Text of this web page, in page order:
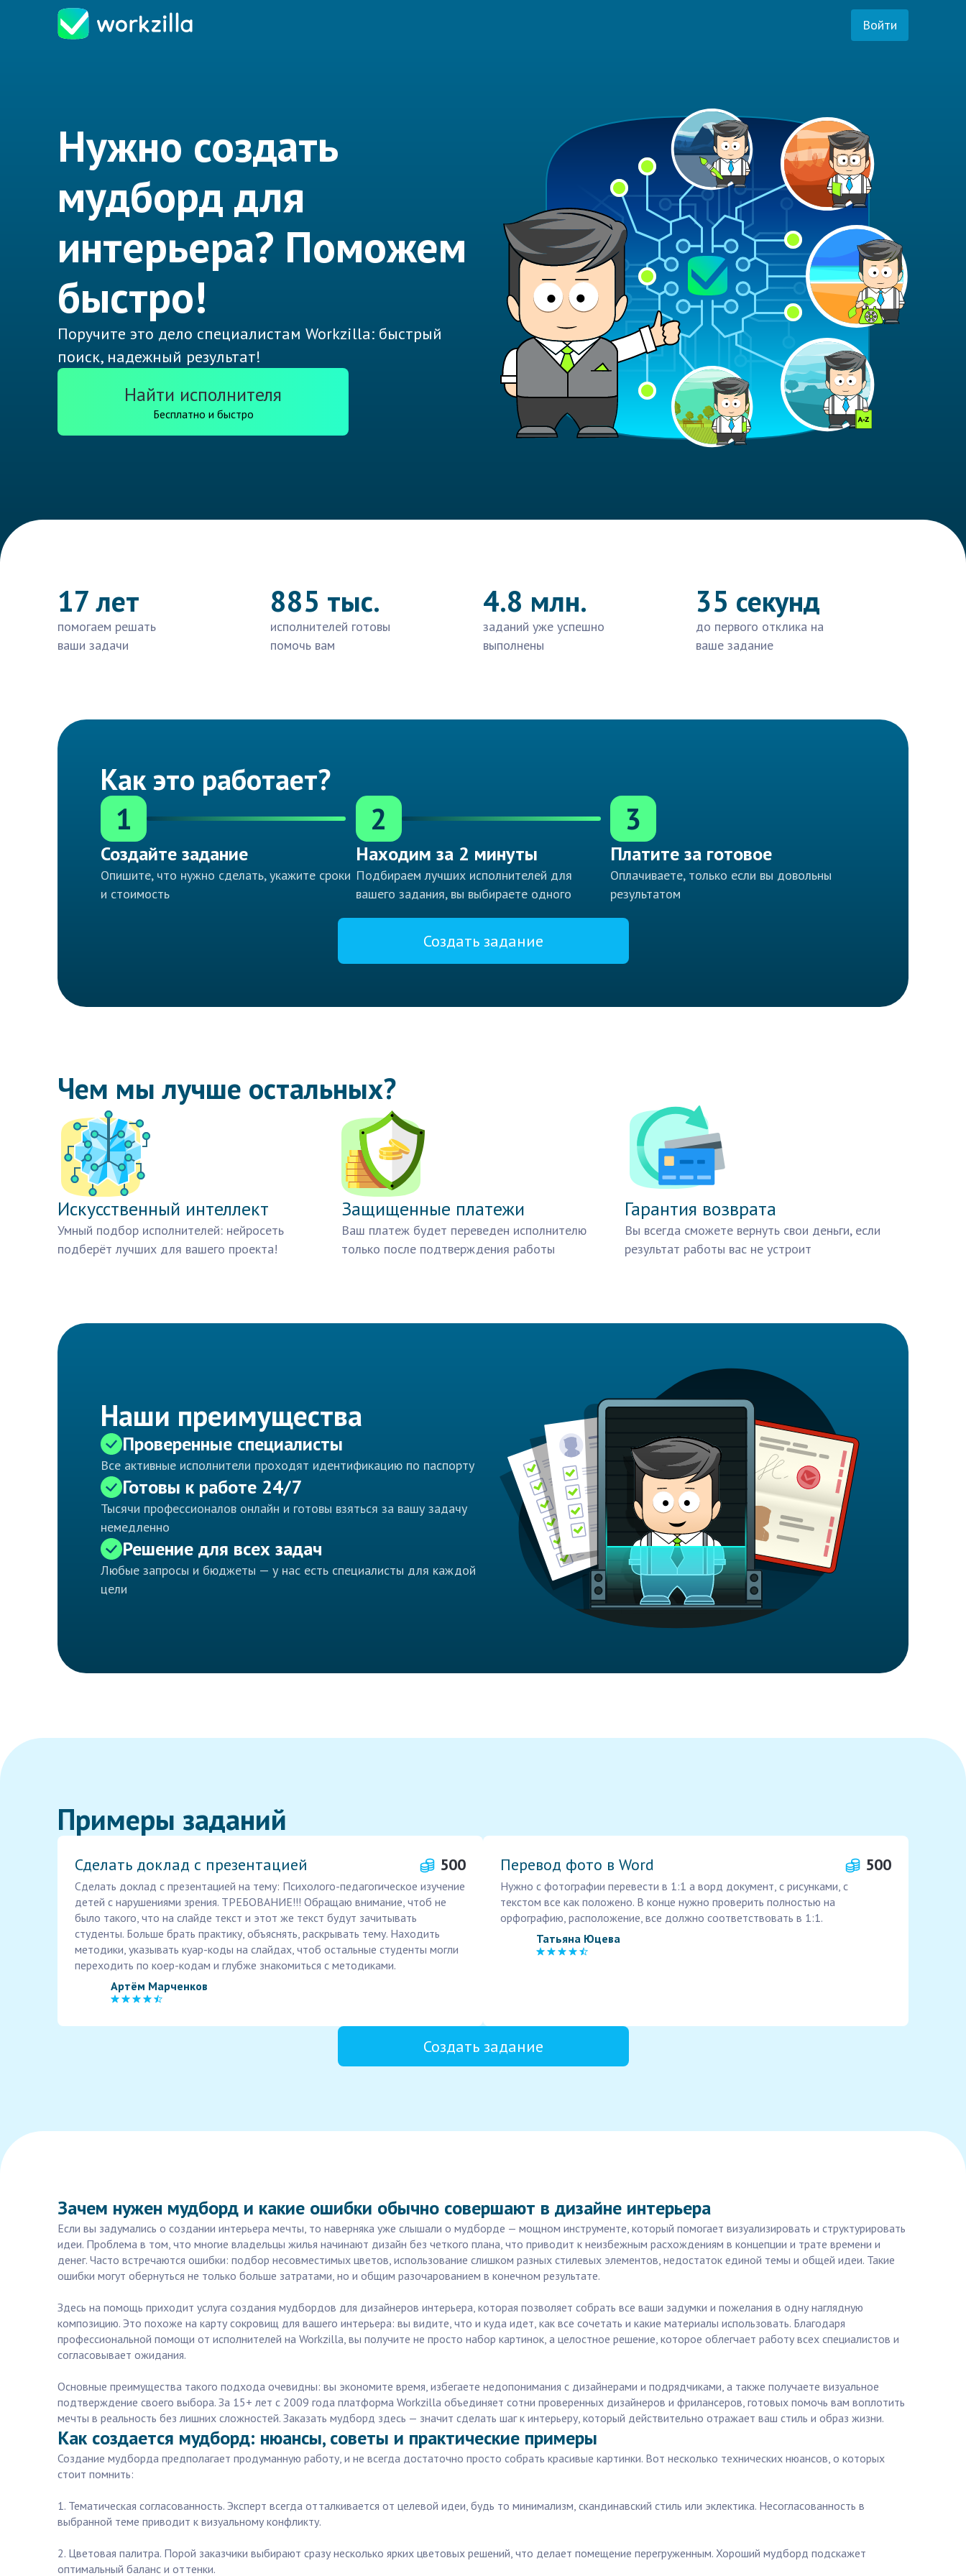
Войти
Нужно создать
мудборд для
интерьера? Поможем
быстро!
Поручите это дело специалистам Workzilla: быстрый
поиск, надежный результат!
Найти исполнителя
Бесплатно и быстро
17 лет
помогаем решать
ваши задачи
885 тыс.
исполнителей готовы
помочь вам
4.8 млн.
заданий уже успешно
выполнены
35 секунд
до первого отклика на
ваше задание
Как это работает?
1
Создайте задание
Опишите, что нужно сделать, укажите сроки
и стоимость
2
Находим за 2 минуты
Подбираем лучших исполнителей для
вашего задания, вы выбираете одного
3
Платите за готовое
Оплачиваете, только если вы довольны
результатом
Создать задание
Чем мы лучше остальных?
Искусственный интеллект
Умный подбор исполнителей: нейросеть
подберёт лучших для вашего проекта!
Защищенные платежи
Ваш платеж будет переведен исполнителю
только после подтверждения работы
Гарантия возврата
Вы всегда сможете вернуть свои деньги, если
результат работы вас не устроит
Наши преимущества
Проверенные специалисты
Все активные исполнители проходят идентификацию по паспорту
Готовы к работе 24/7
Тысячи профессионалов онлайн и готовы взяться за вашу задачу
немедленно
Решение для всех задач
Любые запросы и бюджеты — у нас есть специалисты для каждой
цели
Примеры заданий
Сделать доклад с презентацией 500
Сделать доклад с презентацией на тему: Психолого-педагогическое изучение
детей с нарушениями зрения. ТРЕБОВАНИЕ!!! Обращаю внимание, чтоб не
было такого, что на слайде текст и этот же текст будут зачитывать
студенты. Больше брать практику, объяснять, раскрывать тему. Находить
методики, указывать куар-коды на слайдах, чтоб остальные студенты могли
переходить по коер-кодам и глубже знакомиться с методиками.
Артём Марченков
Перевод фото в Word 500
Нужно с фотографии перевести в 1:1 а ворд документ, с рисунками, с
текстом все как положено. В конце нужно проверить полностью на
орфографию, расположение, все должно соответствовать в 1:1.
Татьяна Юцева
Создать задание
Зачем нужен мудборд и какие ошибки обычно совершают в дизайне интерьера
Если вы задумались о создании интерьера мечты, то наверняка уже слышали о мудборде — мощном инструменте, который помогает визуализировать и структурировать
идеи. Проблема в том, что многие владельцы жилья начинают дизайн без четкого плана, что приводит к неизбежным расхождениям в концепции и трате времени и
денег. Часто встречаются ошибки: подбор несовместимых цветов, использование слишком разных стилевых элементов, недостаток единой темы и общей идеи. Такие
ошибки могут обернуться не только больше затратами, но и общим разочарованием в конечном результате.
Здесь на помощь приходит услуга создания мудбордов для дизайнеров интерьера, которая позволяет собрать все ваши задумки и пожелания в одну наглядную
композицию. Это похоже на карту сокровищ для вашего интерьера: вы видите, что и куда идет, как все сочетать и какие материалы использовать. Благодаря
профессиональной помощи от исполнителей на Workzilla, вы получите не просто набор картинок, а целостное решение, которое облегчает работу всех специалистов и
согласовывает ожидания.
Основные преимущества такого подхода очевидны: вы экономите время, избегаете недопонимания с дизайнерами и подрядчиками, а также получаете визуальное
подтверждение своего выбора. За 15+ лет с 2009 года платформа Workzilla объединяет сотни проверенных дизайнеров и фрилансеров, готовых помочь вам воплотить
мечты в реальность без лишних сложностей. Заказать мудборд здесь — значит сделать шаг к интерьеру, который действительно отражает ваш стиль и образ жизни.
Как создается мудборд: нюансы, советы и практические примеры
Создание мудборда предполагает продуманную работу, и не всегда достаточно просто собрать красивые картинки. Вот несколько технических нюансов, о которых
стоит помнить:
1. Тематическая согласованность. Эксперт всегда отталкивается от целевой идеи, будь то минимализм, скандинавский стиль или эклектика. Несогласованность в
выбранной теме приводит к визуальному конфликту.
2. Цветовая палитра. Порой заказчики выбирают сразу несколько ярких цветовых решений, что делает помещение перегруженным. Хороший мудборд подскажет
оптимальный баланс и оттенки.